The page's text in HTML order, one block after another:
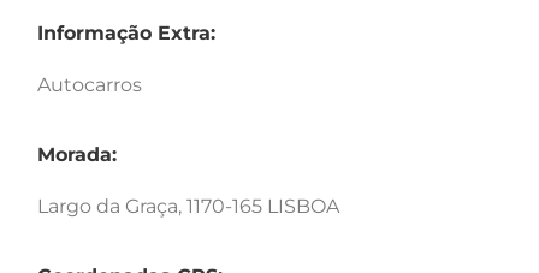
Informação Extra:
Autocarros
Morada:
Largo da Graça, 1170-165 LISBOA